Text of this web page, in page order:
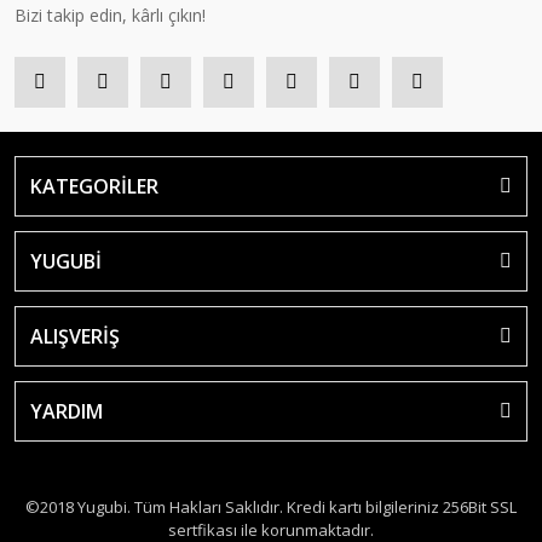
Bizi takip edin, kârlı çıkın!
KATEGORİLER
YUGUBİ
ALIŞVERİŞ
YARDIM
©2018 Yugubi. Tüm Hakları Saklıdır. Kredi kartı bilgileriniz 256Bit SSL
sertfikası ile korunmaktadır.